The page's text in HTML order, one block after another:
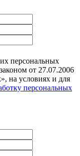
персональных
от 27.07.2006
на условиях и для
персональных